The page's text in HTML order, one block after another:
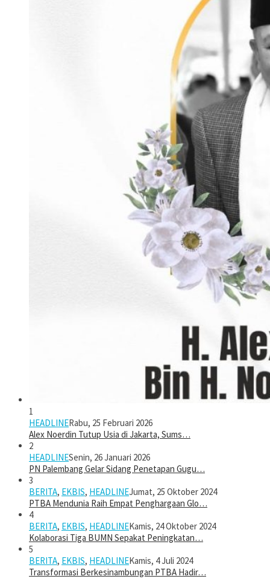
1
HEADLINERabu, 25 Februari 2026
Alex Noerdin Tutup Usia di Jakarta, Sums…
2
HEADLINESenin, 26 Januari 2026
PN Palembang Gelar Sidang Penetapan Gugu…
3
BERITA, EKBIS, HEADLINEJumat, 25 Oktober 2024
PTBA Mendunia Raih Empat Penghargaan Glo…
4
BERITA, EKBIS, HEADLINEKamis, 24 Oktober 2024
Kolaborasi Tiga BUMN Sepakat Peningkatan…
5
BERITA, EKBIS, HEADLINEKamis, 4 Juli 2024
Transformasi Berkesinambungan PTBA Hadir…